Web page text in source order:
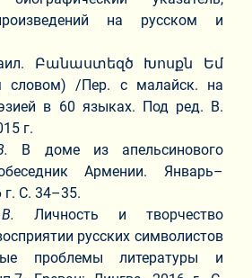
на русском и
Բանաստեզծ Խոսքն Եմ
словом) /Пер. с малайск. на
в 60 языках. Под ред. В.
г.
В доме из апельсинового
Армении. Январь–
С. 34–35.
Личность и творчество
русских символистов
проблемы литературы и